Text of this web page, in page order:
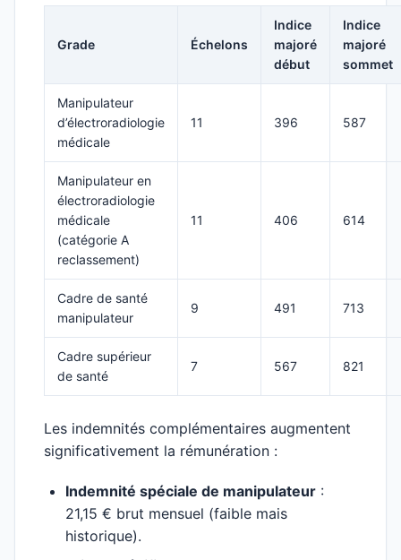
Grade Échelons
Indice
majoré
début
Indice
majoré
sommet
Manipulateur
d’électroradiologie
médicale
11 396 587
Manipulateur en
électroradiologie
médicale
(catégorie A
reclassement)
11 406 614
Cadre de santé
manipulateur
9 491 713
Cadre supérieur
de santé
7 567 821
Les indemnités complémentaires augmentent
significativement la rémunération :
Indemnité spéciale de manipulateur :
21,15 € brut mensuel (faible mais
historique).